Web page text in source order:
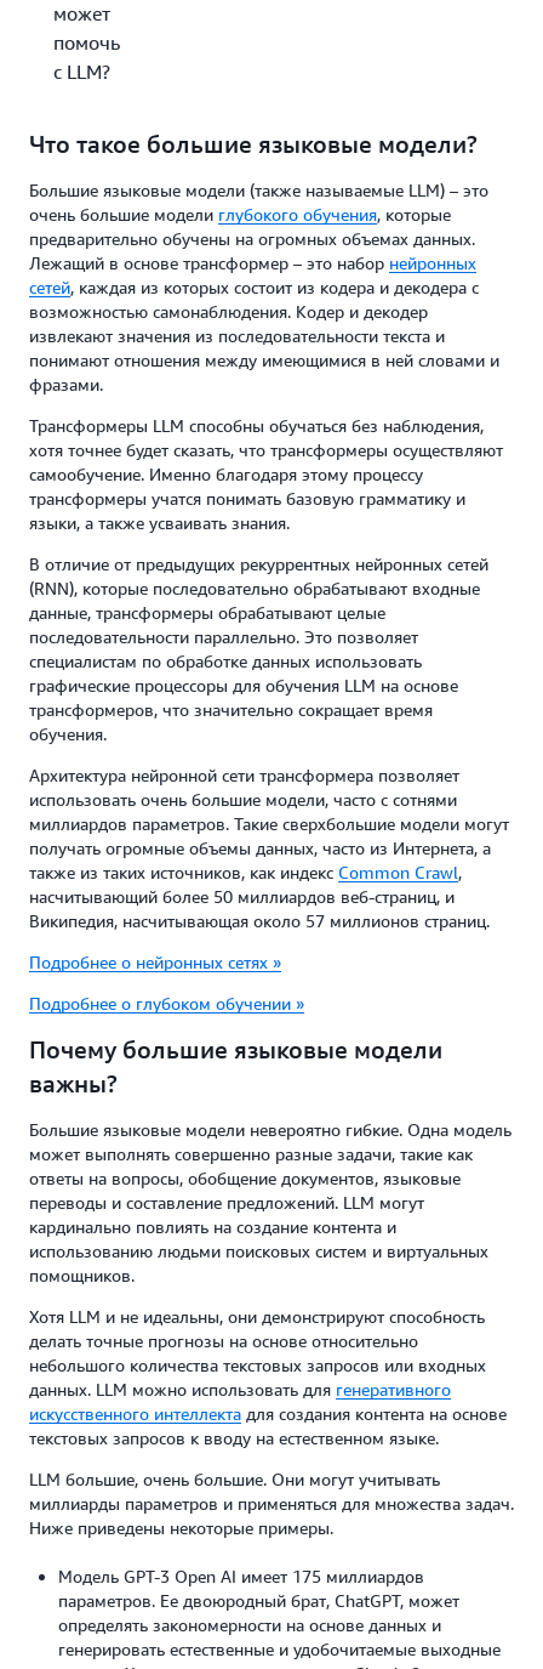
может
помочь
с LLM?
Что такое большие языковые модели?
Большие языковые модели (также называемые LLM) – это
очень большие модели глубокого обучения, которые
предварительно обучены на огромных объемах данных.
Лежащий в основе трансформер – это набор нейронных
сетей, каждая из которых состоит из кодера и декодера с
возможностью самонаблюдения. Кодер и декодер
извлекают значения из последовательности текста и
понимают отношения между имеющимися в ней словами и
фразами.
Трансформеры LLM способны обучаться без наблюдения,
хотя точнее будет сказать, что трансформеры осуществляют
самообучение. Именно благодаря этому процессу
трансформеры учатся понимать базовую грамматику и
языки, а также усваивать знания.
В отличие от предыдущих рекуррентных нейронных сетей
(RNN), которые последовательно обрабатывают входные
данные, трансформеры обрабатывают целые
последовательности параллельно. Это позволяет
специалистам по обработке данных использовать
графические процессоры для обучения LLM на основе
трансформеров, что значительно сокращает время
обучения.
Архитектура нейронной сети трансформера позволяет
использовать очень большие модели, часто с сотнями
миллиардов параметров. Такие сверхбольшие модели могут
получать огромные объемы данных, часто из Интернета, а
также из таких источников, как индекс Common Crawl,
насчитывающий более 50 миллиардов веб-страниц, и
Википедия, насчитывающая около 57 миллионов страниц.
Подробнее о нейронных сетях »
Подробнее о глубоком обучении »
Почему большие языковые модели
важны?
Большие языковые модели невероятно гибкие. Одна модель
может выполнять совершенно разные задачи, такие как
ответы на вопросы, обобщение документов, языковые
переводы и составление предложений. LLM могут
кардинально повлиять на создание контента и
использованию людьми поисковых систем и виртуальных
помощников.
Хотя LLM и не идеальны, они демонстрируют способность
делать точные прогнозы на основе относительно
небольшого количества текстовых запросов или входных
данных. LLM можно использовать для генеративного
искусственного интеллекта для создания контента на основе
текстовых запросов к вводу на естественном языке.
LLM большие, очень большие. Они могут учитывать
миллиарды параметров и применяться для множества задач.
Ниже приведены некоторые примеры.
Модель GPT-3 Open AI имеет 175 миллиардов
параметров. Ее двоюродный брат, ChatGPT, может
определять закономерности на основе данных и
генерировать естественные и удобочитаемые выходные